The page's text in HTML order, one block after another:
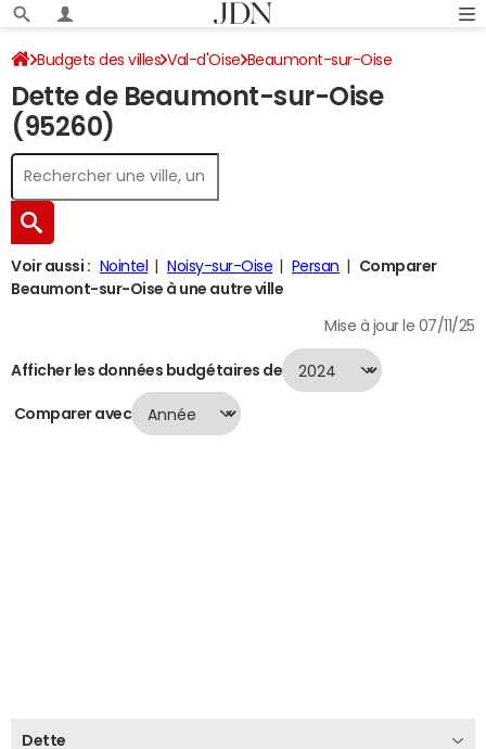
Budgets des villes Val-d'Oise Beaumont-sur-Oise
Dette au 31/12/2024
Dette de Beaumont-sur-Oise
(95260)
Voir aussi : Nointel Noisy-sur-Oise Persan
Comparer
Beaumont-sur-Oise à une autre ville
Mise à jour le 07/11/25
Afficher les données budgétaires de
Comparer avec
Dette